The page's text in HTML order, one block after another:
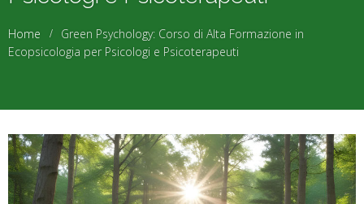
Home
Green Psychology: Corso di Alta Formazione in
Ecopsicologia per Psicologi e Psicoterapeuti